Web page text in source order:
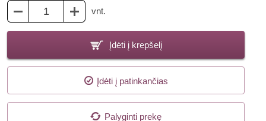
vnt.
Įdėti į krepšelį
Įdėti į patinkančias
Palyginti prekę